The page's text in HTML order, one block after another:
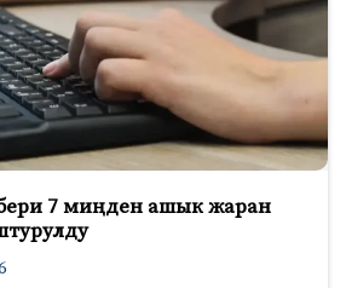
7 миңден ашык жаран